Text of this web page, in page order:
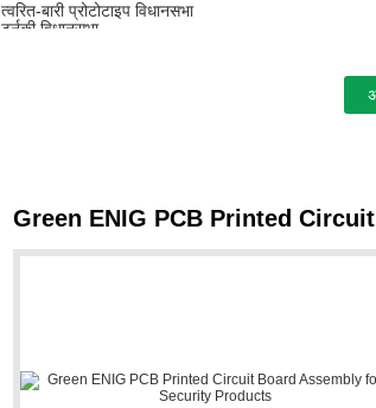
त्वरित-बारी प्रोटोटाइप विधानसभा
टर्नकी विधानसभा
Assembling ----- आईसीटी ----- समारोह परीक्षण -----
Green ENIG PCB Printed